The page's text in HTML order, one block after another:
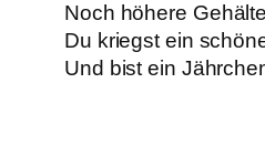
Noch höhere
Du kriegst ein
Und bist ein